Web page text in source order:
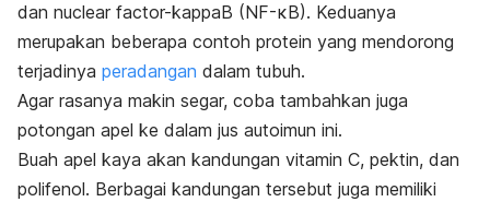
dan nuclear factor-kappaB (NF-κB). Keduanya
merupakan beberapa contoh protein yang mendorong
terjadinya peradangan dalam tubuh.
Agar rasanya makin segar, coba tambahkan juga
potongan apel ke dalam jus autoimun ini.
Buah apel kaya akan kandungan vitamin C, pektin, dan
polifenol. Berbagai kandungan tersebut juga memiliki